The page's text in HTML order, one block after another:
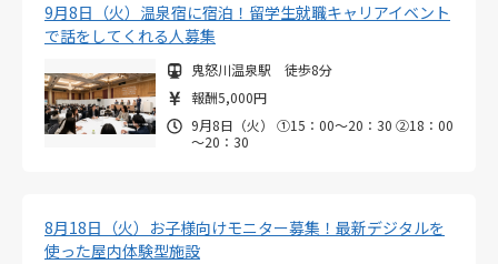
9月8日（火）温泉宿に宿泊！留学生就職キャリアイベント
で話をしてくれる人募集
鬼怒川温泉駅 徒歩8分
報酬5,000円
9月8日（火） ①15：00～20：30 ②18：00
～20：30
8月18日（火）お子様向けモニター募集！最新デジタルを
使った屋内体験型施設